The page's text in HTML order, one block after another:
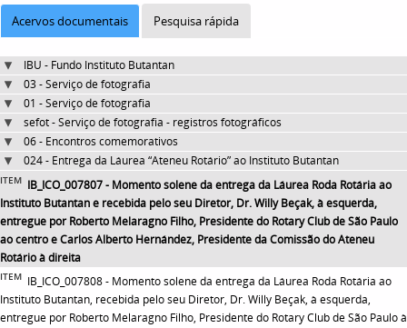
Acervos documentais Pesquisa rápida
IBU - Fundo Instituto Butantan
03 - Serviço de fotografia
01 - Serviço de fotografia
sefot - Serviço de fotografia - registros fotográficos
06 - Encontros comemorativos
024 - Entrega da Láurea “Ateneu Rotário” ao Instituto Butantan
ITEM IB_ICO_007807 - Momento solene da entrega da Láurea Roda Rotária ao
Instituto Butantan e recebida pelo seu Diretor, Dr. Willy Beçak, à esquerda,
entregue por Roberto Melaragno Filho, Presidente do Rotary Club de São Paulo
ao centro e Carlos Alberto Hernández, Presidente da Comissão do Ateneu
Rotário à direita
ITEM IB_ICO_007808 - Momento solene da entrega da Láurea Roda Rotária ao
Instituto Butantan, recebida pelo seu Diretor, Dr. Willy Beçak, à esquerda,
entregue por Roberto Melaragno Filho, Presidente do Rotary Club de São Paulo à